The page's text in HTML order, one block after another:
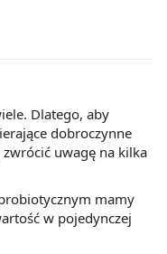
Dlatego, aby
dobroczynne
uwagę na kilka
mamy
w pojedynczej